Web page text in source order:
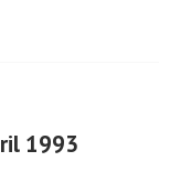
1993